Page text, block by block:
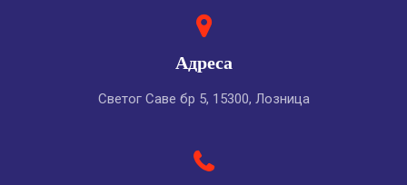
Адреса
Светог Саве бр 5, 15300, Лозница